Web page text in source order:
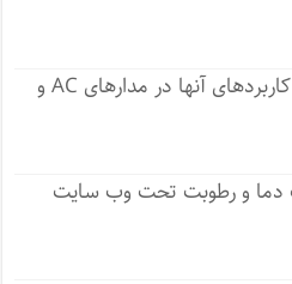
انواع اپتوکوپلر و کاربردهای آنها در مدارهای AC و
دما و رطوبت تحت وب سایت